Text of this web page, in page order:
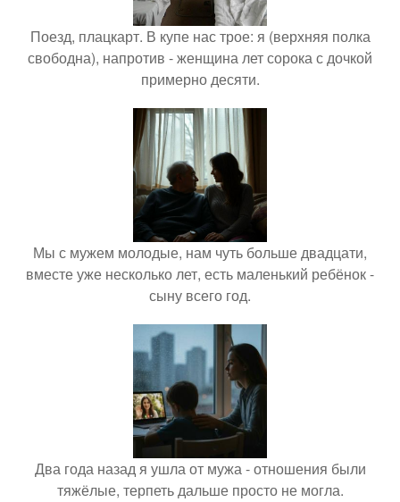
Поезд, плацкарт. В купе нас трое: я (верхняя полка
свободна), напротив - женщина лет сорока с дочкой
примерно десяти.
Мы с мужем молодые, нам чуть больше двадцати,
вместе уже несколько лет, есть маленький ребёнок -
сыну всего год.
Два года назад я ушла от мужа - отношения были
тяжёлые, терпеть дальше просто не могла.